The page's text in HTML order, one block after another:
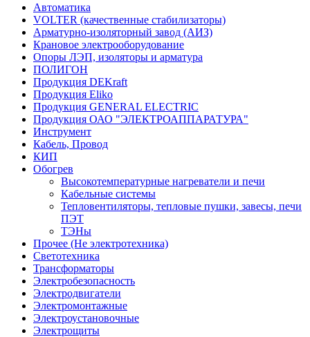
Автоматика
VOLTER (качественные стабилизаторы)
Арматурно-изоляторный завод (АИЗ)
Крановое электрооборудование
Опоры ЛЭП, изоляторы и арматура
ПОЛИГОН
Продукция DEKraft
Продукция Eliko
Продукция GENERAL ELECTRIC
Продукция ОАО "ЭЛЕКТРОАППАРАТУРА"
Инструмент
Кабель, Провод
КИП
Обогрев
Высокотемпературные нагреватели и печи
Кабельные системы
Тепловентиляторы, тепловые пушки, завесы, печи
ПЭТ
ТЭНы
Прочее (Не электротехника)
Светотехника
Трансформаторы
Электробезопасность
Электродвигатели
Электромонтажные
Электроустановочные
Электрощиты